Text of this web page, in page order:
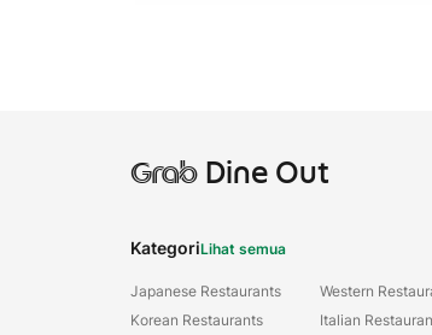
GrabDine Out
KategoriLihat semua
Japanese Restaurants
Korean Restaurants
Western
Italian